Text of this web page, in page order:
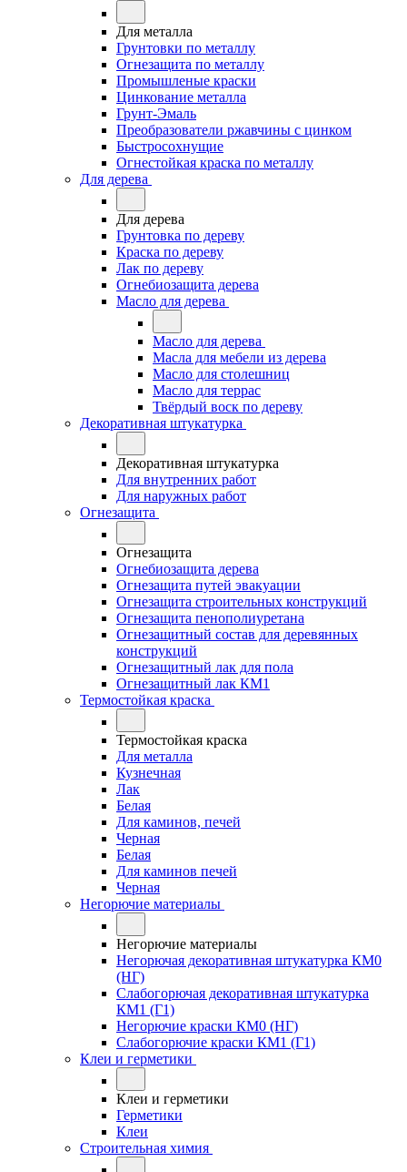
Для металла
Грунтовки по металлу
Огнезащита по металлу
Промышленые краски
Цинкование металла
Грунт-Эмаль
Преобразователи ржавчины с цинком
Быстросохнущие
Огнестойкая краска по металлу
Для дерева
Для дерева
Грунтовка по дереву
Краска по дереву
Лак по дереву
Огнебиозащита дерева
Масло для дерева
Масло для дерева
Масла для мебели из дерева
Масло для столешниц
Масло для террас
Твёрдый воск по дереву
Декоративная штукатурка
Декоративная штукатурка
Для внутренних работ
Для наружных работ
Огнезащита
Огнезащита
Огнебиозащита дерева
Огнезащита путей эвакуации
Огнезащита строительных конструкций
Огнезащита пенополиуретана
Огнезащитный состав для деревянных
конструкций
Огнезащитный лак для пола
Огнезащитный лак КМ1
Термостойкая краска
Термостойкая краска
Для металла
Кузнечная
Лак
Белая
Для каминов, печей
Черная
Белая
Для каминов печей
Черная
Негорючие материалы
Негорючие материалы
Негорючая декоративная штукатурка КМ0
(НГ)
Слабогорючая декоративная штукатурка
КМ1 (Г1)
Негорючие краски КМ0 (НГ)
Слабогорючие краски КМ1 (Г1)
Клеи и герметики
Клеи и герметики
Герметики
Клеи
Строительная химия